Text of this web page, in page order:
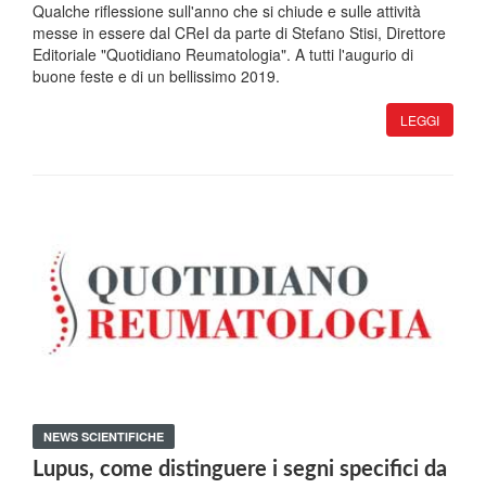
Qualche riflessione sull'anno che si chiude e sulle attività
messe in essere dal CReI da parte di Stefano Stisi, Direttore
Editoriale "Quotidiano Reumatologia". A tutti l'augurio di
buone feste e di un bellissimo 2019.
LEGGI
NEWS SCIENTIFICHE
Lupus, come distinguere i segni specifici da